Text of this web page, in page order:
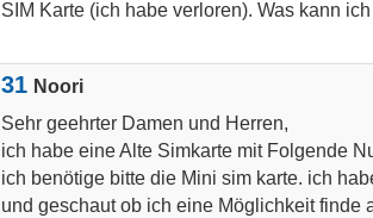
SIM Karte (ich habe verloren). Was kann
31 Noori
Sehr geehrter Damen und Herren,
ich habe eine Alte Simkarte mit Folgende
ich benötige bitte die Mini sim karte. ich
und geschaut ob ich eine Möglichkeit finde